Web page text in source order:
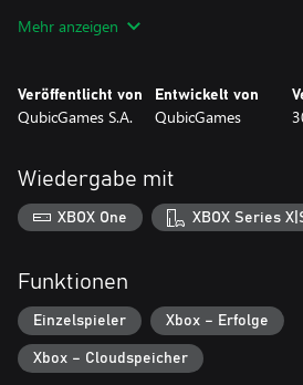
Atmosphäre, charmante Kundschaft
und Getränke zum Entdecken mit sich!
- Bereite eine köstliche Vielfalt
Getränke zu und serviere sie
- Erstelle jede Bestellung Schritt für Schritt
- Triff niedliche Kundschaft, darunter
- Erkunde 3 einzigartige Welten im
- Spiele dich durch 30 zauberhafte Levels
- Halte deine Küche am Laufen, indem du
Mehr anzeigen
Veröffentlicht von
QubicGames S.A.
Entwickelt von
QubicGames
Wiedergabe mit
XBOX One XBOX Series
Funktionen
Einzelspieler Xbox – Erfolge
Xbox – Cloudspeicher